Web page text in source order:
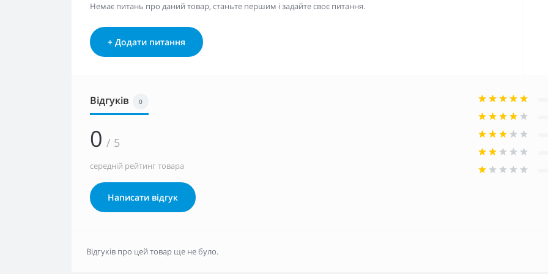
Немає питань про даний товар, станьте першим і задайте своє питання.
+ Додати питання
Відгуків 0
0 / 5
середній рейтинг товара
Написати відгук
Відгуків про цей товар ще не було.